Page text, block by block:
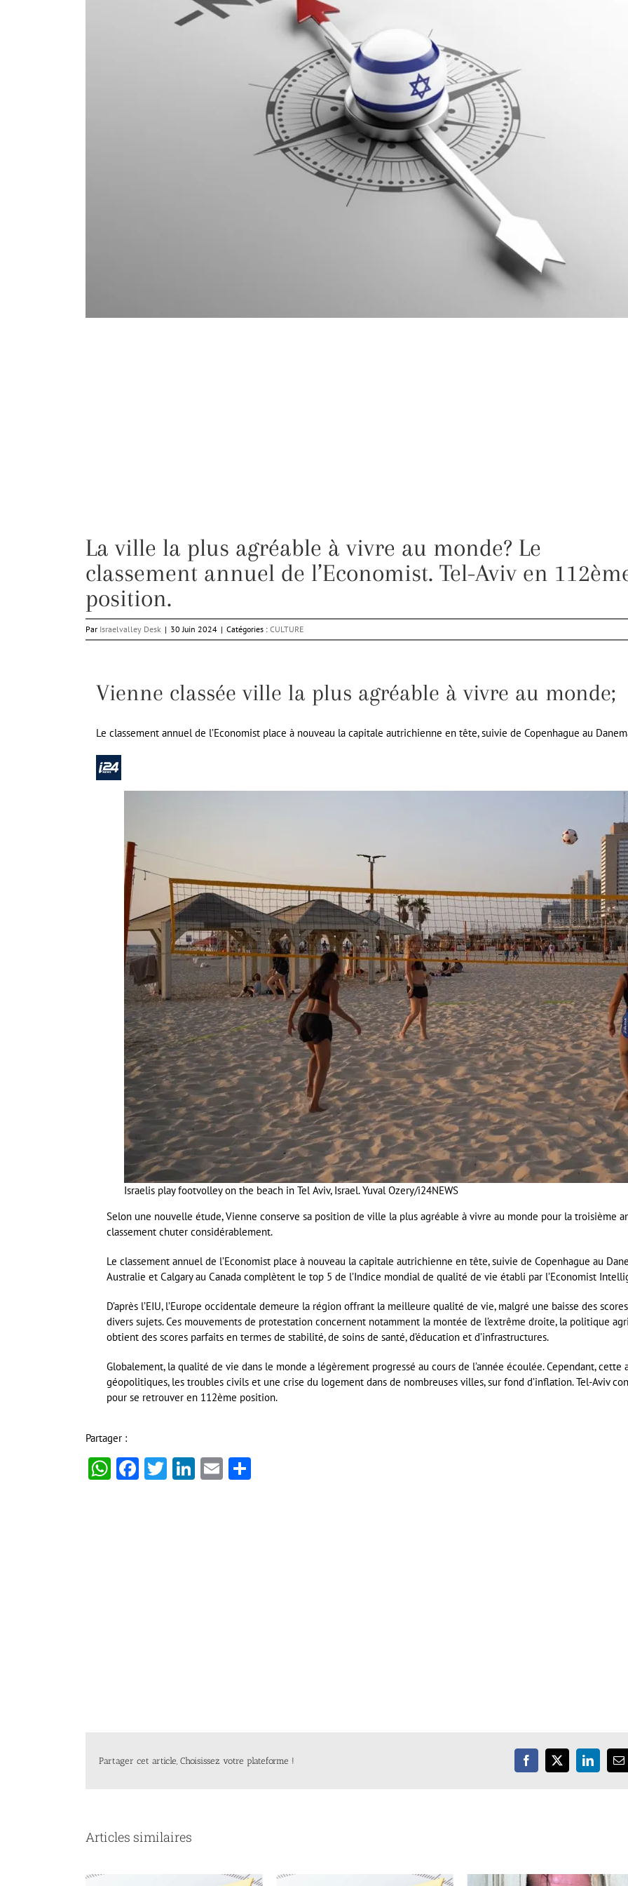
La ville la plus agréable à vivre au monde? Le
classement annuel de l’Economist. Tel-Aviv en
position.
Par Israelvalley Desk | 30 Juin 2024 | Catégories : CULTURE
Vienne classée ville la plus agréable à vivre au monde;
Le classement annuel de l’Economist place à nouveau la capitale autrichienne en tête, suivie de Copenhague au
Israelis play footvolley on the beach in Tel Aviv, Israel.Yuval Ozery/i24NEWS
Selon une nouvelle étude, Vienne conserve sa position de ville la plus agréable à vivre au monde pour la troisième
classement chuter considérablement.
Le classement annuel de l’Economist place à nouveau la capitale autrichienne en tête, suivie de Copenhague au
Australie et Calgary au Canada complètent le top 5 de l’Indice mondial de qualité de vie établi par l’Economist
D’après l’EIU, l’Europe occidentale demeure la région offrant la meilleure qualité de vie, malgré une baisse des
divers sujets. Ces mouvements de protestation concernent notamment la montée de l’extrême droite, la politique
obtient des scores parfaits en termes de stabilité, de soins de santé, d’éducation et d’infrastructures.
Globalement, la qualité de vie dans le monde a légèrement progressé au cours de l’année écoulée. Cependant,
géopolitiques, les troubles civils et une crise du logement dans de nombreuses villes, sur fond d’inflation. Tel-Aviv
pour se retrouver en 112ème position.
Partager :
WhatsApp
Facebook
Twitter
LinkedIn
Email
Partager cet article, Choisissez votre plateforme ! Facebook
X LinkedIn
Articles similaires